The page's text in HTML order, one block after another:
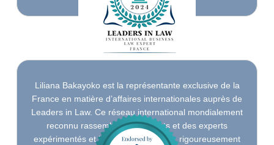
Liliana Bakayoko est la représentante exclusive de la
France en matière d’affaires internationales auprès de
Leaders in Law. Ce réseau international mondialement
reconnu rassemble des avocats et des experts
expérimentés et hautement qualifiés, rigoureusement